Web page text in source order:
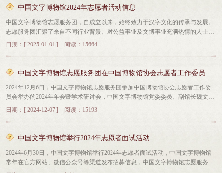
的热情，更专业的讲解，传承好这份文脉瑰宝，让古老的中国文字在新时代绽放
翼，不负热爱，勇毅前行。为表彰先进、树立榜样，会议举行了表彰颁奖仪式。
连俊英、杨丽芬等10名十佳志愿者，邵艳花、温润芝等20名优秀志愿者先后上台
领奖。与会领导分别为获奖志愿者颁奖，并与获奖志愿者合影留念。现场掌声雷
期许；志愿服务团副团长王军杰带领志愿者表演了诗经吟诵，朗朗上口的诗词与
围。2025年是中国文字博物馆与志愿者们同心同行、硕果累累的一年。全体志愿
者共同守护文物瑰宝，共同传递历史文脉，共同为每一位参观者点亮探索未知的
灯塔。他们从展厅里耐心细致的讲解，到活动中忙前忙后的身影；从文物保护的
务，让中国文字博物馆成为更多人感受文字魅力、涵养精神力量的“心灵栖息
12年。“起初，我是给孩子报名当小志愿者，慢慢地自己也被文字的魅力吸引，
会坚持参加志愿服务，闲暇时也会不断学习、提升文化认知，充实自己的讲解内
容。今年“五一”，一位来自北京的老先生留下这样一番话令邵艳花记忆深刻：“我
在馆里泡了一天，听了三场讲解，发现每名志愿者的讲解内容都不相同，都有自
升。在博物馆外，志愿者们还将文字文化的魅力延伸至社区、乡村、学校，成为
解、800余场“我爱甲骨文”社教活动走进67所大中小学；每年组织特殊儿童参观博
物馆并捐赠衣物千余件……这些成为文化传承最朴素的注脚。在2024年度全国志
愿服务“四个100”先进典型评选中，中国文字博物馆志愿服务团入选“最佳志愿服
各行各业的志愿者把自己对家乡的热爱倾注在一次次志愿服务活动中，为安阳文
馆志愿服务团以专业的讲解、周到的服务、文化普及等多样志愿工作，为世界各
愿服务团成立于2009年开馆之际，16年来，来自各行各业的热爱文博事业的志愿
者活跃在讲解、公众服务、摄影摄像、青少年社会教育、文化互动活动等多个岗
位上。目前，中国文字博物馆志愿服务团共有192位活跃的志愿者，这个群体不
博士”，50余位教师志愿者将“文字文化校园推广项目”带进了60余所大中小学校，
务观众超过50万人，提供志愿讲解超过5万场，开展社会教育活动800余场，关爱
特殊群体为福利院捐赠衣物1000余件……他们用实际行动诠释“奉献、友爱、互
助、进步”的志愿精神，让古老的文字在志愿服务中生机勃勃。2024年，在中央
团开展的“文字文化校园推广”项目获得由国家文物局、中央文明办举办的2022年
服务，让更多人了解文字背后的历史与文化。”志愿者代表杨丽芬表示。中国文
字博物馆党委书记、常务副馆长宁红亮表示，未来将进一步完善志愿者培养体
中国文字博物馆2024年志愿者活动信息
中国文字博物馆志愿服务团，自成立以来，始终致力于汉字文化的传承与发展。
志愿服务团汇聚了来自不同行业背景、对公益事业及文博事业充满热情的人士，
涵盖了教师、企事业单位在职人员、退休人士等多个群体。隶属于宣传教育部培
各类活动。2024年，志愿服务团现有活跃志愿者168人，为观众服务近12000小
时，新招募新志愿者45人。志愿服务团按照既定的时间表，在展厅为观众提供定
时免费讲解服务。配合社教走进安阳市崇义小学，为孩子们讲解文字发展史。在
五一、十一、春节等节假日，观众高峰期配合馆内开展各类活动。关爱特殊群
体，“指尖上的文字”展览开展，志愿者带领盲童体验甲骨触摸等活动。志愿者邢
服务团在会上进行题为《志在文博 愿传文明——中国文字博物馆志愿服务团实践
日期：[ 2025-01-01 ] 阅读：15664
中国文字博物馆志愿服务团在中国博物馆协会志愿者工作委员会2024年年会暨学术研讨会上做主旨分享
2024年12月6日，中国文字博物馆志愿服务团参加中国博物馆协会志愿者工作委
员会举办的2024年年会暨学术研讨会，中国文字博物馆党委委员、副馆长魏文萃
代表志愿服务团在会上进行题为《志在文博 愿传文明——中国文字博物馆志愿服
采。
日期：[ 2024-12-07 ] 阅读：15193
中国文字博物馆举行2024年志愿者面试活动
2024年6月30日，中国文字博物馆举行2024年志愿者面试活动，中国文字博物馆
常年在官方网站、微信公众号等渠道发布招募信息，中国文字博物馆志愿服务团
结合市委组织部、卫健委等部门、安阳工学院、安阳学院等高校进行新志愿者招